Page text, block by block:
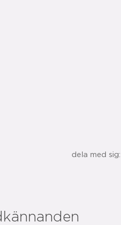
dela med sig: